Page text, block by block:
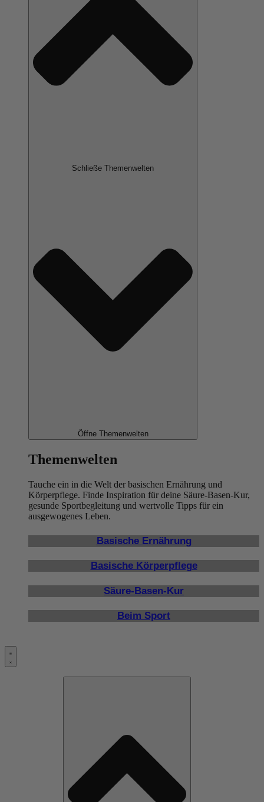
Schließe Themenwelten
Öffne Themenwelten
Themenwelten
Tauche ein in die Welt der basischen Ernährung und
Körperpflege. Finde Inspiration für deine Säure-Basen-Kur,
gesunde Sportbegleitung und wertvolle Tipps für ein
ausgewogenes Leben.
Basische Ernährung
Basische Körperpflege
Säure-Basen-Kur
Beim Sport